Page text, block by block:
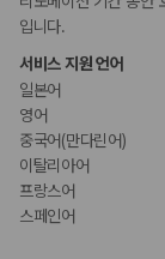
입니다.
서비스 지원 언어
일본어
영어
중국어(만다린어)
이탈리아어
프랑스어
스페인어